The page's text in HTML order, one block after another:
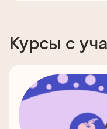
Курсы с